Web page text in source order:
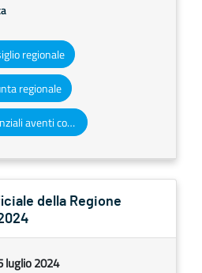
regionale
regionale
Determinazioni dirigenziali aventi contenuto di interesse generale
della Regione
luglio 2024